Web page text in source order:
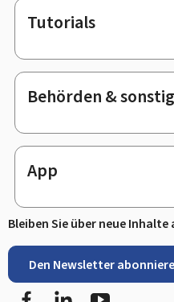
Tutorials
Behörden &
App
Bleiben Sie über neue
Den Newsletter
FacebookLinkedIn